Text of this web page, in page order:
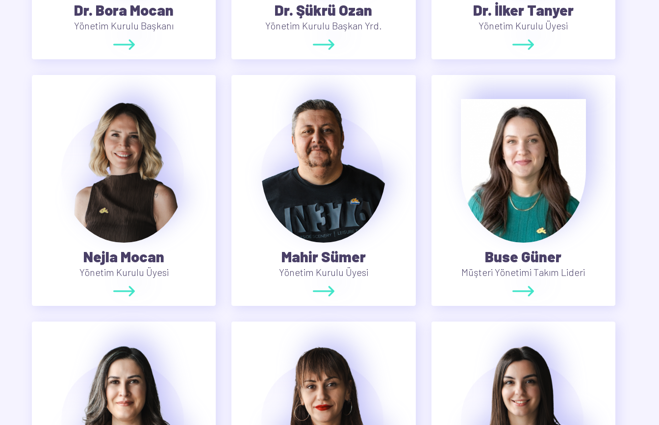
Dr. Bora Mocan
Yönetim Kurulu Başkanı
Dr. Şükrü Ozan
Yönetim Kurulu Başkan Yrd.
Dr. İlker Tanyer
Yönetim Kurulu Üyesi
Nejla Mocan
Yönetim Kurulu Üyesi
Mahir Sümer
Yönetim Kurulu Üyesi
Buse Güner
Müşteri Yönetimi Takım Lideri